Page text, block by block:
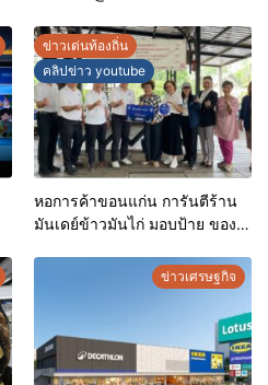
ดีลพิเศษลดสูงสุด 70%
ข่าวเด่นท้องถิ่น
คลิปข่าว youtube
หอการค้าขอนแก่น การันตีร้าน
มันเดย์ข้าวมันไก่ มอบป้าย ของดี
ประกอบการคุณภาพ ยกระดับ
มาตรฐาน สร้างความเชื่อมั่นให้ผู้
ข่าวเศรษฐกิจ